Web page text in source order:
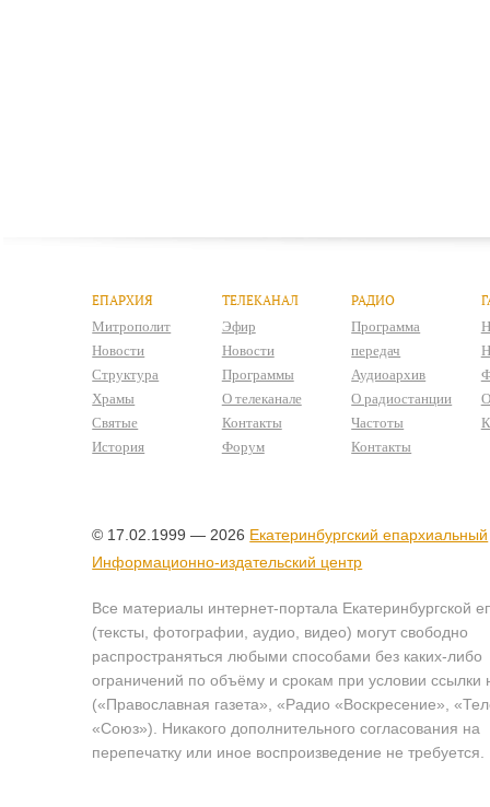
ЕПАРХИЯ
Митрополит
Новости
Структура
Храмы
Святые
История
ТЕЛЕКАНАЛ
Эфир
Новости
Программы
О телеканале
Контакты
Форум
РАДИО
Программа
передач
Аудиоархив
О радиостанции
Частоты
Контакты
© 17.02.1999 — 2026 Екатеринбургский епархиальный
Информационно-издательский центр
Все материалы интернет-портала Екатеринбургской
(тексты, фотографии, аудио, видео) могут свободно
распространяться любыми способами без каких-либо
ограничений по объёму и срокам при условии ссылки
(«Православная газета», «Радио «Воскресение»,
«Союз»). Никакого дополнительного согласования на
перепечатку или иное воспроизведение не требуется.